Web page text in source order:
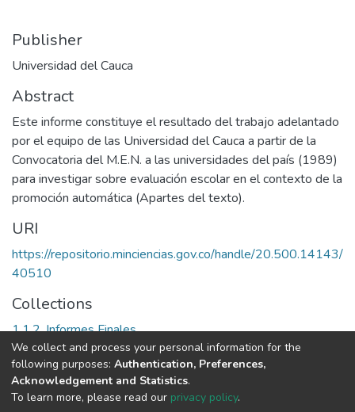
Publisher
Universidad del Cauca
Abstract
Este informe constituye el resultado del trabajo adelantado
por el equipo de las Universidad del Cauca a partir de la
Convocatoria del M.E.N. a las universidades del país (1989)
para investigar sobre evaluación escolar en el contexto de la
promoción automática (Apartes del texto).
URI
https://repositorio.minciencias.gov.co/handle/20.500.14143/
40510
Collections
1.1.2. Informes Finales
Full item page
DSpace software copyright © 2002-2026
We collect and process your personal information for the
following purposes: Authentication, Preferences,
Acknowledgement and Statistics.
To learn more, please read our privacy policy.